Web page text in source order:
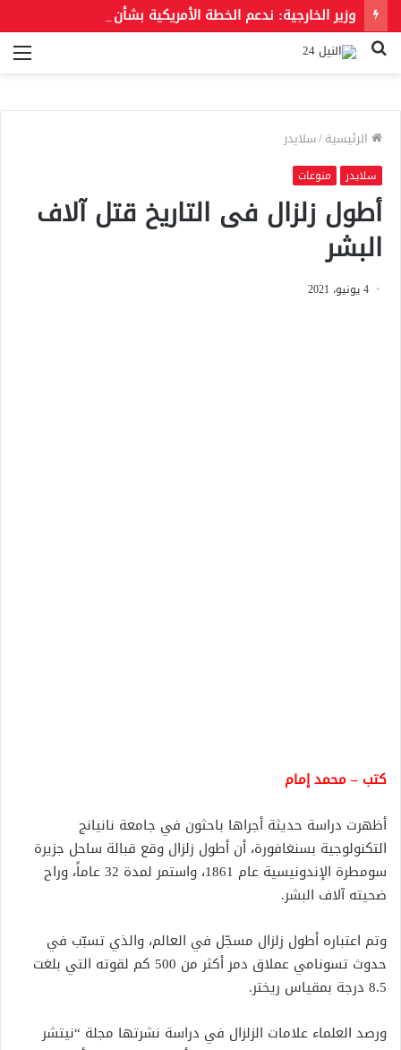
بحث
الرئيسية/سلايدر
سلايدر منوعات
أطول زلزال فى التاريخ قتل آلاف
البشر
4 يونيو، 2021
كتب – محمد إمام
‏أظهرت دراسة حديثة أجراها باحثون في جامعة نانيانج
التكنولوجية بسنغافورة، أن أطول زلزال وقع قبالة ساحل جزيرة
سومطرة الإندونيسية عام 1861، واستمر لمدة 32 عاماً، وراح
ضحيته آلاف البشر.
‏وتم اعتباره أطول زلزال مسجّل في العالم، والذي تسبّب في
حدوث تسونامي عملاق دمر أكثر من 500 كم لقوته التي بلغت
8.5 درجة بمقياس ريختر.
‏ورصد العلماء علامات الزلزال في دراسة نشرتها مجلة “نيتشر